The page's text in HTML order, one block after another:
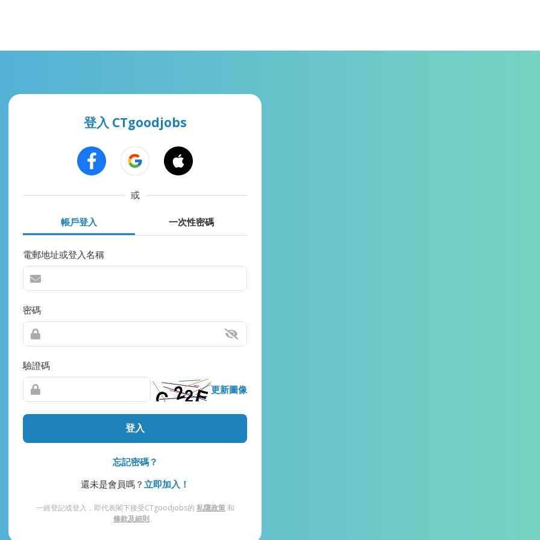
登入 CTgoodjobs
或
帳戶登入 一次性密碼
電郵地址或登入名稱
密碼
驗證碼
更新圖像
登入
忘記密碼？
還未是會員嗎？ 立即加入！
一經登記或登入，即代表閣下接受CTgoodjobs的 私隱政策和
條款及細則。